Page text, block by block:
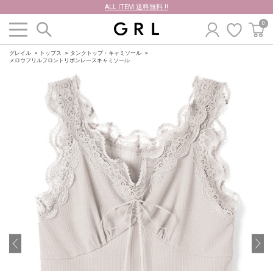
ALL ITEM 送料無料 !!
0
グレイル トップス
タンクトップ・キャミソール
メロウフリルフロントリボンレースキャミソール